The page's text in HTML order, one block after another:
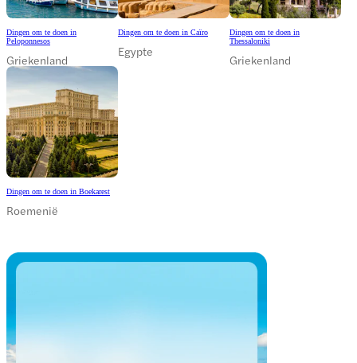
Dingen om te doen in
Peloponnesos
Griekenland
Dingen om te doen in Caïro
Egypte
Dingen om te doen in
Thessaloniki
Griekenland
Dingen om te doen in Boekarest
Roemenië